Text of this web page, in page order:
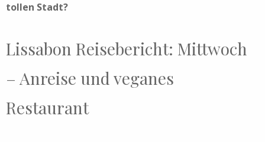
tollen Stadt?
Lissabon Reisebericht: Mittwoch
– Anreise und veganes
Restaurant